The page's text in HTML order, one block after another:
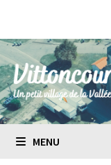
contenu
MENU